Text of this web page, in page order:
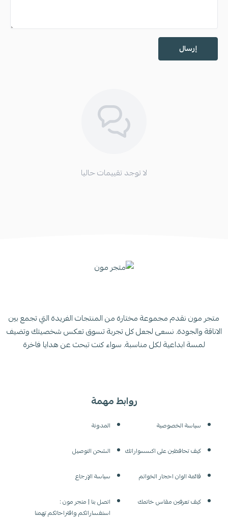
إرسال
لا توجد تقييمات حاليا
روابط مهمة
سياسة الخصوصية
كيف تحافظين على اكسسواراتك
قائمة الوان احجار الخواتم
كيف تعرفين مقاس خاتمك
المدونة
الشحن التوصيل
سياسة الإرجاع
اتصل بنا | متجر مون :
استفساراتكم واقتراحاتكم تهمنا
متجر مون نقدم مجموعة مختارة من المنتجات الفريدة التي تجمع بين
الاناقة والجودة. نسعى لجعل كل تجربة تسوق تعكس شخصيتك وتضيف
لمسة ابداعية لكل مناسبة. سواء كنت تبحث عن هدايا فاخرة